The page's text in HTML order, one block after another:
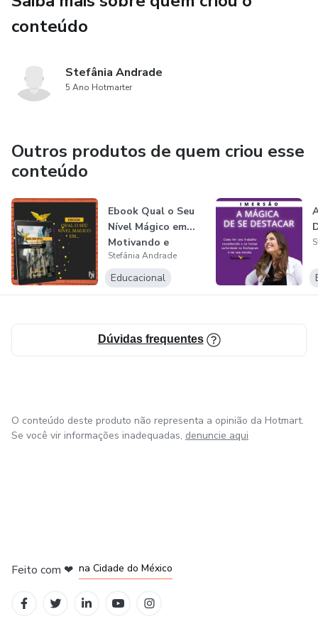
caminharemos pelo mundo Muggle
conteúdo
Stefânia Andrade
5 Ano Hotmarter
Outros produtos de quem criou esse
conteúdo
Ebook Qual o Seu
Nível Mágico em...
Motivando e
Engajando se...
Stefânia Andrade
Educacional
Dúvidas frequentes
O conteúdo deste produto não representa a opinião da Hotmart.
Se você vir informações inadequadas, denuncie aqui
Feito com ❤ na Cidade do México